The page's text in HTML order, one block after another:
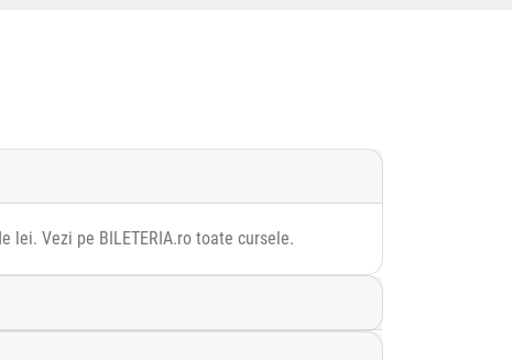
lei. Vezi pe BILETERIA.ro toate cursele.